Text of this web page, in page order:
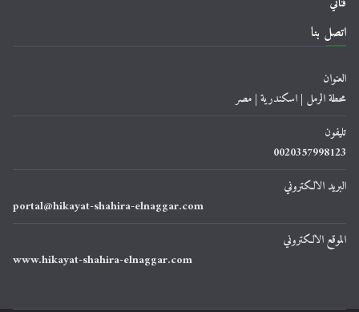
اتصل بنا
العنوان
محطة الرمل | اسكندرية | مصر
تليفون
0020357998123
البريد الالكتروني
portal@hikayat-shahira-elnaggar.com
الموقع الالكتروني
www.hikayat-shahira-elnaggar.com